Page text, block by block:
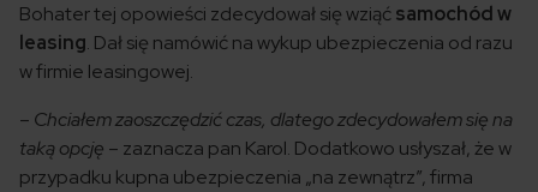
Bohater tej opowieści zdecydował się wziąćsamochód w
leasing. Dał się namówić na wykup ubezpieczenia od razu
w firmie leasingowej.
– Chciałem zaoszczędzić czas, dlatego zdecydowałem się na
taką opcję – zaznacza pan Karol. Dodatkowo usłyszał, że w
przypadku kupna ubezpieczenia „na zewnątrz”, firma